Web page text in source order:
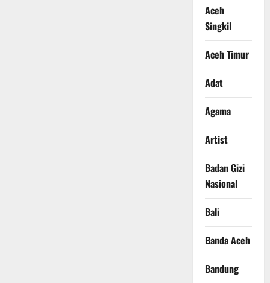
Aceh
Singkil
Aceh Timur
Adat
Agama
Artist
Badan Gizi
Nasional
Bali
Banda Aceh
Bandung